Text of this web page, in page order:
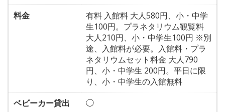
料金
有料 入館料 大人580円、小・中学
生100円。プラネタリウム観覧料
大人210円、小・中学生100円 ※別
途、入館料が必要。入館料・プラ
ネタリウムセット料金 大人790
円、小・中学生 200円。平日に限
り、小・中学生の入館無料
ベビーカー貸出
◯